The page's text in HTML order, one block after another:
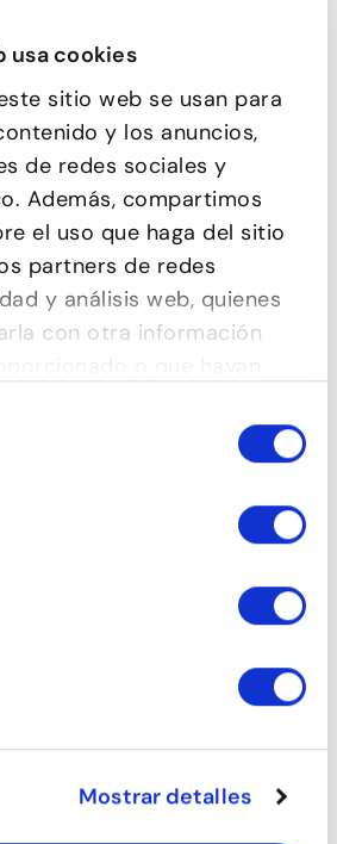
usa cookies
sitio web se usan para
y los anuncios,
de redes sociales y
Además, compartimos
el uso que haga del sitio
partners de redes
y análisis web, quienes
con otra información
Mostrar detalles
ROCK&ROLL